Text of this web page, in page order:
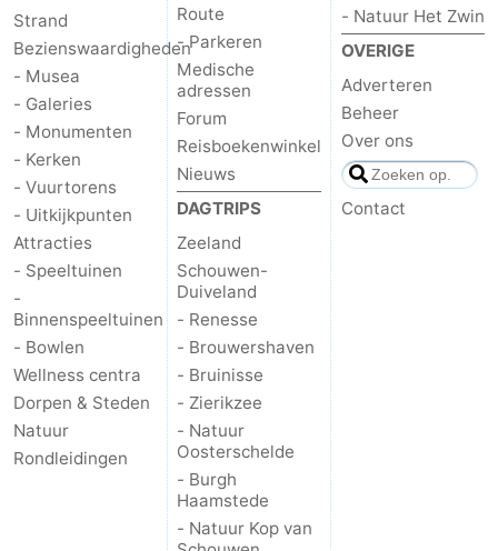
Strand
Bezienswaardigheden
- Musea
- Galeries
- Monumenten
- Kerken
- Vuurtorens
- Uitkijkpunten
Attracties
- Speeltuinen
-
Binnenspeeltuinen
- Bowlen
Wellness centra
Dorpen & Steden
Natuur
Rondleidingen
Route
- Parkeren
Medische
adressen
Forum
Reisboekenwinkel
Nieuws
DAGTRIPS
Zeeland
Schouwen-
Duiveland
- Renesse
- Brouwershaven
- Bruinisse
- Zierikzee
- Natuur
Oosterschelde
- Burgh
Haamstede
- Natuur Kop van
- Natuur Het Zwin
OVERIGE
Adverteren
Beheer
Over ons
Contact